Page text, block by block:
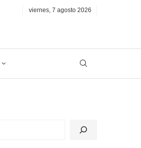
viernes, 7 agosto 2026